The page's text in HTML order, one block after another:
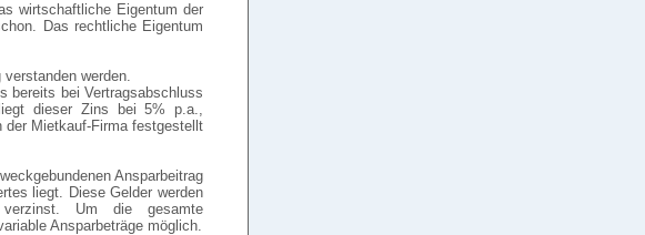
wirtschaftliche Eigentum der
Das rechtliche Eigentum
werden.
bereits bei Vertragsabschluss
dieser Zins bei 5% p.a.,
der Mietkauf-Firma festgestellt
Ansparbeitrag
liegt. Diese Gelder werden
Um die gesamte
Ansparbeträge möglich.